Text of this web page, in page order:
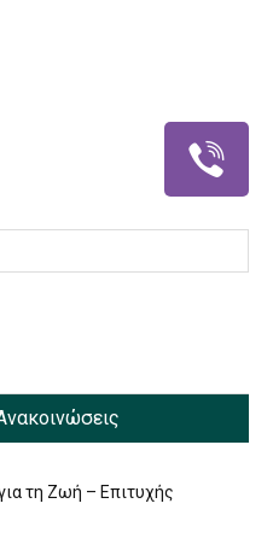
τη Ζωή – Επιτυχής